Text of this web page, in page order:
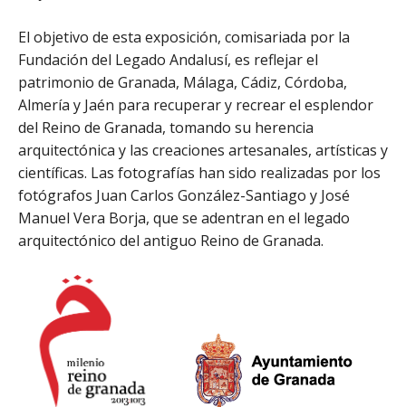
El objetivo de esta exposición, comisariada por la
Fundación del Legado Andalusí, es reflejar el
patrimonio de Granada, Málaga, Cádiz, Córdoba,
Almería y Jaén para recuperar y recrear el esplendor
del Reino de Granada, tomando su herencia
arquitectónica y las creaciones artesanales, artísticas y
científicas. Las fotografías han sido realizadas por los
fotógrafos Juan Carlos González-Santiago y José
Manuel Vera Borja, que se adentran en el legado
arquitectónico del antiguo Reino de Granada.